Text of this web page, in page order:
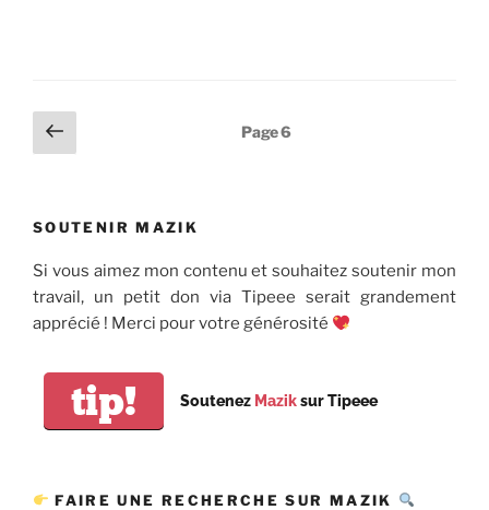
Pagination
des
Page
précédente
Page6
SOUTENIR MAZIK
Si vous aimez mon contenu et souhaitez soutenir mon
travail, un petit don via Tipeee serait grandement
apprécié ! Merci pour votre générosité
tip! Soutenez Maziksur Tipeee
FAIRE UNE RECHERCHE SUR MAZIK